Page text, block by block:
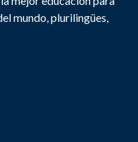
mundo, plurilingües,